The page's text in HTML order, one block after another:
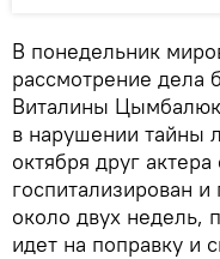
В понедельник
рассмотрение
Виталины
в нарушении тайны
октября друг
госпитализирован
около двух недель,
идет на поправку и